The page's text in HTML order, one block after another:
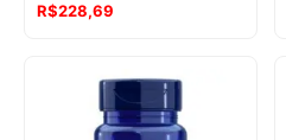
R$228,69